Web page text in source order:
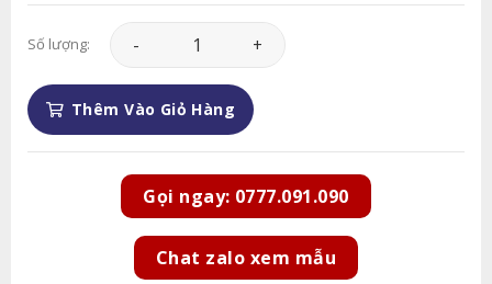
Số lượng: Lan Hồ Điệp - LHD095 số lượng
Thêm Vào Giỏ Hàng
Gọi ngay: 0777.091.090
Chat zalo xem mẫu